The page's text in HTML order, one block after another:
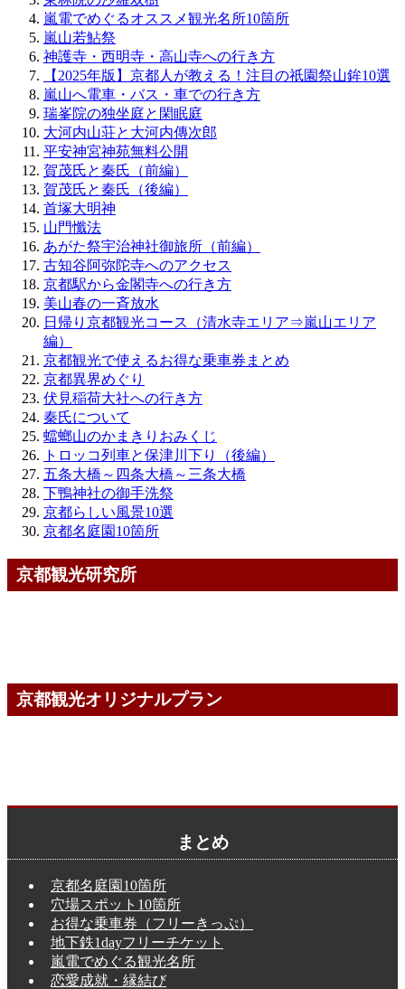
嵐電でめぐるオススメ観光名所10箇所
嵐山若鮎祭
神護寺・西明寺・高山寺への行き方
【2025年版】京都人が教える！注目の祇園祭山鉾10選
嵐山へ電車・バス・車での行き方
瑞峯院の独坐庭と閑眠庭
大河内山荘と大河内傳次郎
平安神宮神苑無料公開
賀茂氏と秦氏（前編）
賀茂氏と秦氏（後編）
首塚大明神
山門懺法
あがた祭宇治神社御旅所（前編）
古知谷阿弥陀寺へのアクセス
京都駅から金閣寺への行き方
美山春の一斉放水
日帰り京都観光コース（清水寺エリア⇒嵐山エリア
編）
京都観光で使えるお得な乗車券まとめ
京都異界めぐり
伏見稲荷大社への行き方
秦氏について
蟷螂山のかまきりおみくじ
トロッコ列車と保津川下り（後編）
五条大橋～四条大橋～三条大橋
下鴨神社の御手洗祭
京都らしい風景10選
京都名庭園10箇所
京都観光研究所
京都観光オリジナルプラン
まとめ
京都名庭園10箇所
穴場スポット10箇所
お得な乗車券（フリーきっぷ）
地下鉄1dayフリーチケット
嵐電でめぐる観光名所
恋愛成就・縁結び